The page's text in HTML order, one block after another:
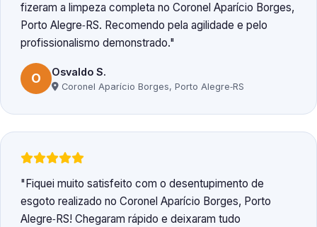
fizeram a limpeza completa no Coronel Aparício Borges,
Porto Alegre‑RS. Recomendo pela agilidade e pelo
profissionalismo demonstrado.
O Osvaldo S.
Coronel Aparício Borges, Porto Alegre‑RS
Fiquei muito satisfeito com o desentupimento de
esgoto realizado no Coronel Aparício Borges, Porto
Alegre‑RS! Chegaram rápido e deixaram tudo